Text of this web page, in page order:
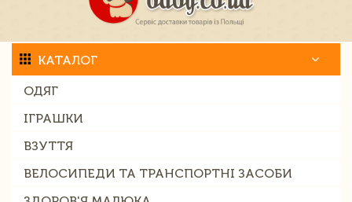
КАТАЛОГ
ОДЯГ
ІГРАШКИ
ВЗУТТЯ
ВЕЛОСИПЕДИ ТА ТРАНСПОРТНІ ЗАСОБИ